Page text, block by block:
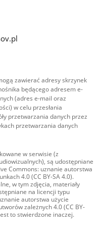
zawierać adresy skrzynek
będącego adresem e-
(adres e-mail oraz
w celu przesłania
przetwarzania danych przez
przetwarzania danych
w serwisie (z
są udostępniane
Commons: uznanie autorstwa
4.0 (CC BY-SA 4.0).
w tym zdjęcia, materiały
na licencji typu
autorstwa użycie
zależnych 4.0 (CC BY-
to stwierdzone inaczej.